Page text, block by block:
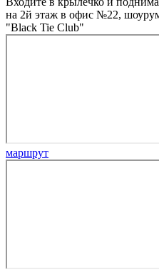
на 2й этаж в офис №22,
"Black Tie Club"
маршрут